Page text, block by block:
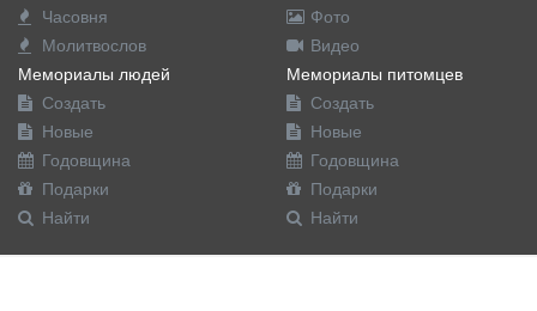
Часовня
Молитвослов
Фото
Видео
Мемориалы людей
Создать
Новые
Годовщина
Подарки
Найти
Мемориалы питомцев
Создать
Новые
Годовщина
Подарки
Найти